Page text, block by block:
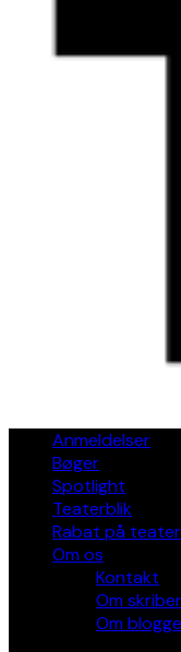
Anmeldelser
Bøger
Spotlight
Teaterblik
Rabat på
Om os
Kontakt
Om
Om